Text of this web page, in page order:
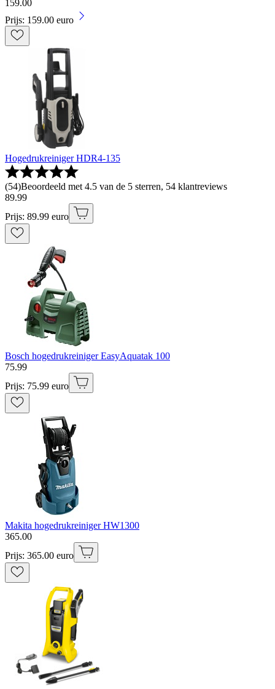
159.00
Prijs: 159.00 euro
Hogedrukreiniger HDR4-135
(54)Beoordeeld met 4.5 van de 5 sterren, 54 klantreviews
89.99
Prijs: 89.99 euro
Bosch hogedrukreiniger EasyAquatak 100
75.99
Prijs: 75.99 euro
Makita hogedrukreiniger HW1300
365.00
Prijs: 365.00 euro